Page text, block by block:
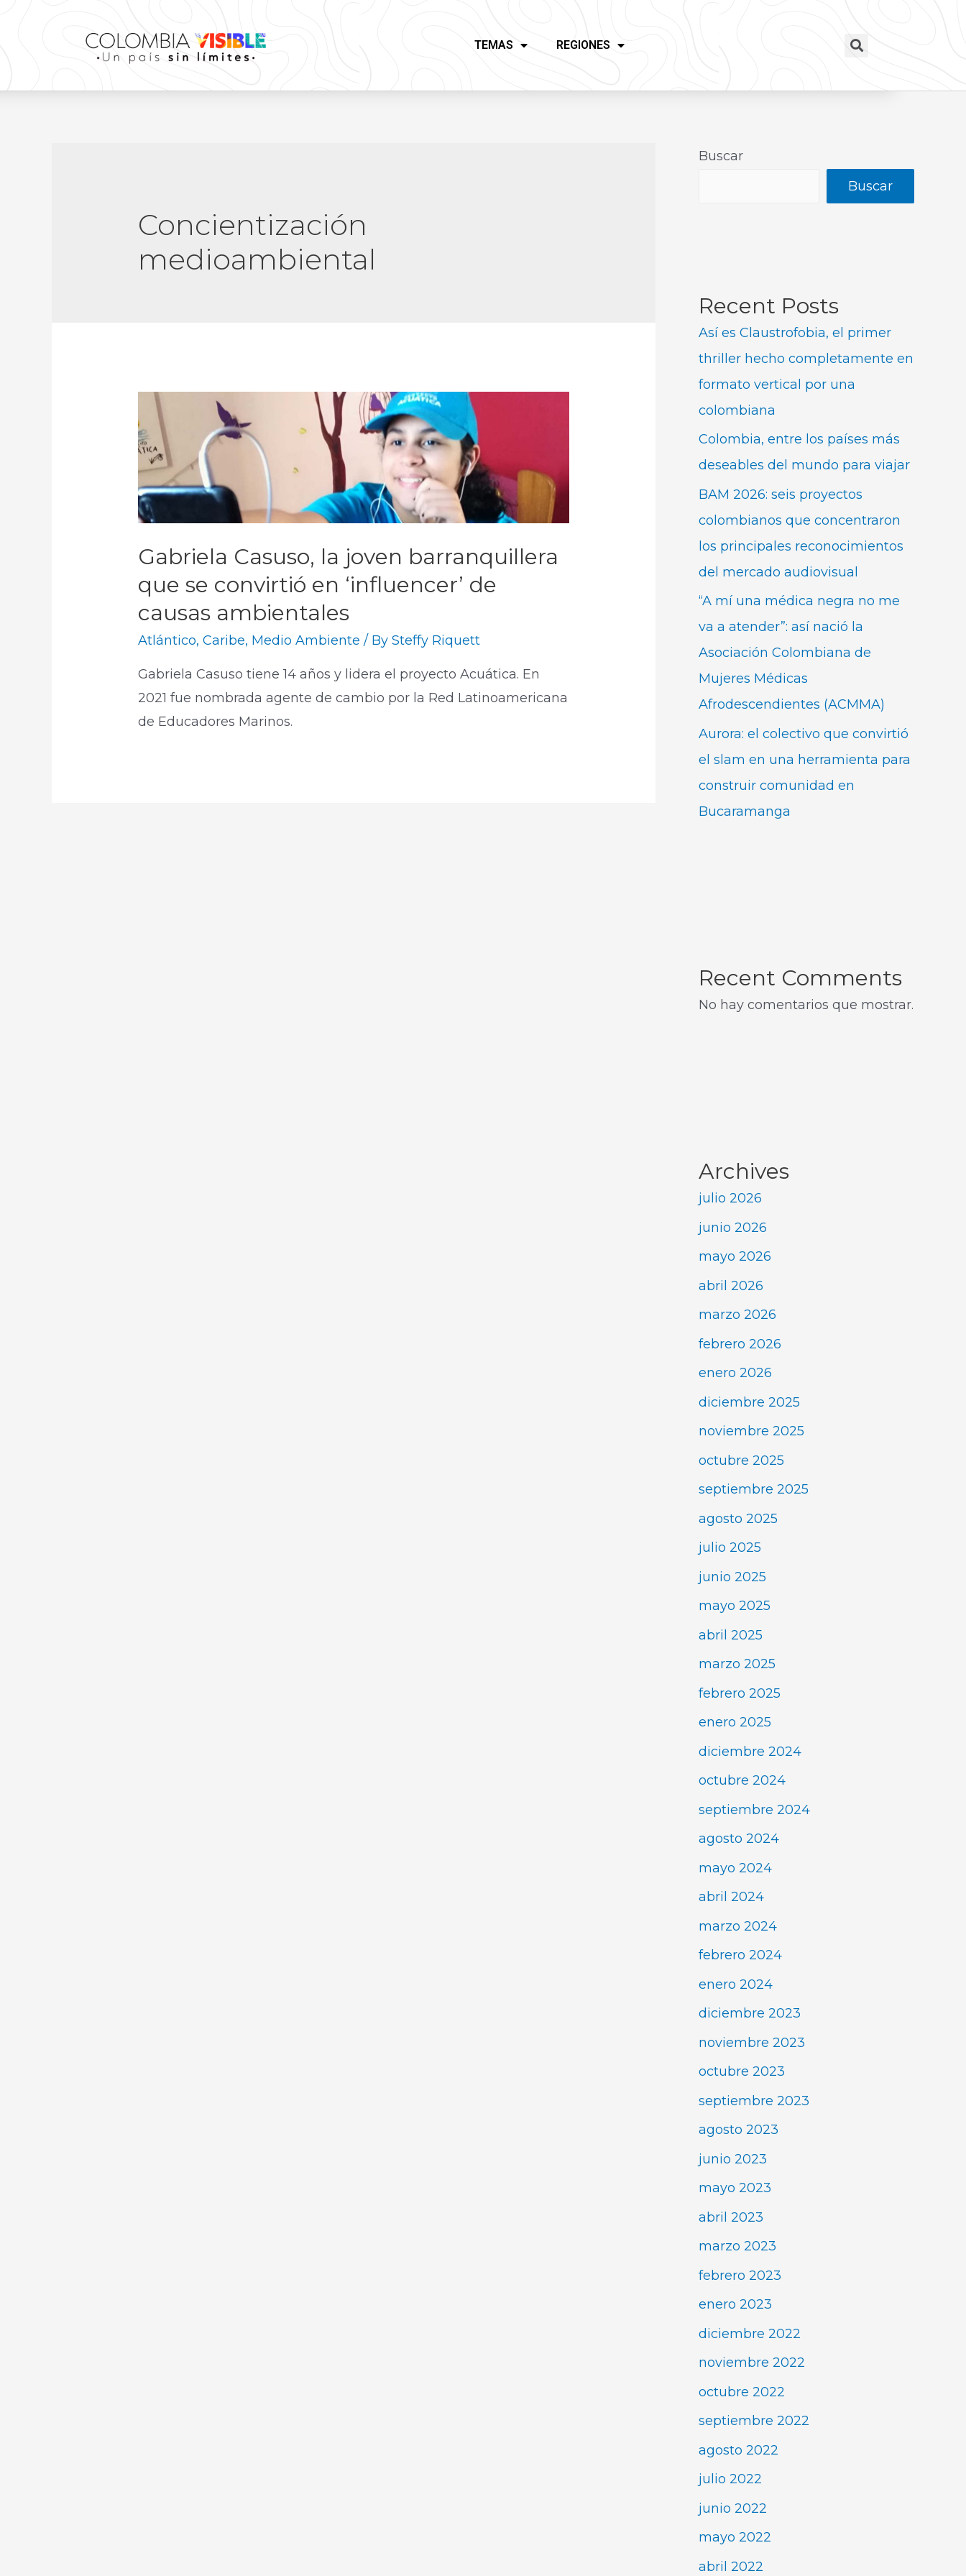
TEMAS REGIONES
Concientización
medioambiental
Gabriela Casuso, la joven barranquillera
que se convirtió en ‘influencer’ de
causas ambientales
Atlántico,Caribe, Medio Ambiente / BySteffy Riquett
Gabriela Casuso tiene 14 años y lidera el proyecto Acuática. En
2021 fue nombrada agente de cambio por la Red Latinoamericana
de Educadores Marinos.
Buscar
Buscar
Recent Posts
Así es Claustrofobia, el primer
thriller hecho completamente en
formato vertical por una
colombiana
Colombia, entre los países más
deseables del mundo para viajar
BAM 2026: seis proyectos
colombianos que concentraron
los principales reconocimientos
del mercado audiovisual
“A mí una médica negra no me
va a atender”: así nació la
Asociación Colombiana de
Mujeres Médicas
Afrodescendientes (ACMMA)
Aurora: el colectivo que convirtió
el slam en una herramienta para
construir comunidad en
Bucaramanga
Recent Comments
No hay comentarios que mostrar.
Archives
julio 2026
junio 2026
mayo 2026
abril 2026
marzo 2026
febrero 2026
enero 2026
diciembre 2025
noviembre 2025
octubre 2025
septiembre 2025
agosto 2025
julio 2025
junio 2025
mayo 2025
abril 2025
marzo 2025
febrero 2025
enero 2025
diciembre 2024
octubre 2024
septiembre 2024
agosto 2024
mayo 2024
abril 2024
marzo 2024
febrero 2024
enero 2024
diciembre 2023
noviembre 2023
octubre 2023
septiembre 2023
agosto 2023
junio 2023
mayo 2023
abril 2023
marzo 2023
febrero 2023
enero 2023
diciembre 2022
noviembre 2022
octubre 2022
septiembre 2022
agosto 2022
julio 2022
junio 2022
mayo 2022
abril 2022